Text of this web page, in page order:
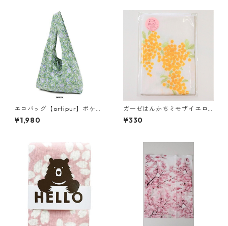
エコバッグ【artipur】ポケッ
タブル ブロックプリント【イ
ンド製】
¥1,980
ガーゼはんかちミモザイエロ
ー
¥330